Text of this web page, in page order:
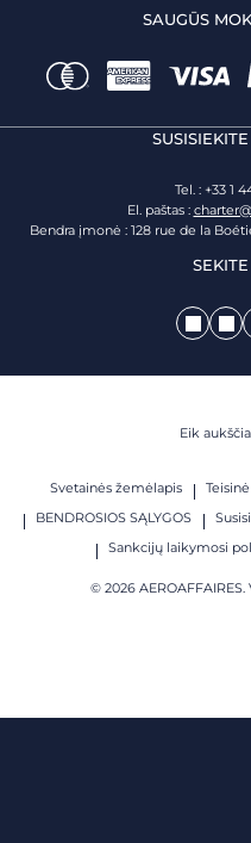
SAUGŪS
Tel. : +33 1
El. paštas :
Bendra įmonė : 128 rue de la
Svetainės žemėlapis
BENDROSIOS SĄLYGOS
Sankcijų laikymosi
© 2026
Eik